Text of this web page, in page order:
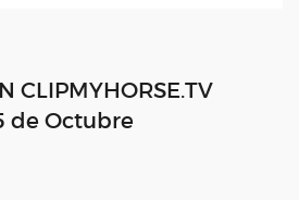
CLIPMYHORSE.TV
de Octubre